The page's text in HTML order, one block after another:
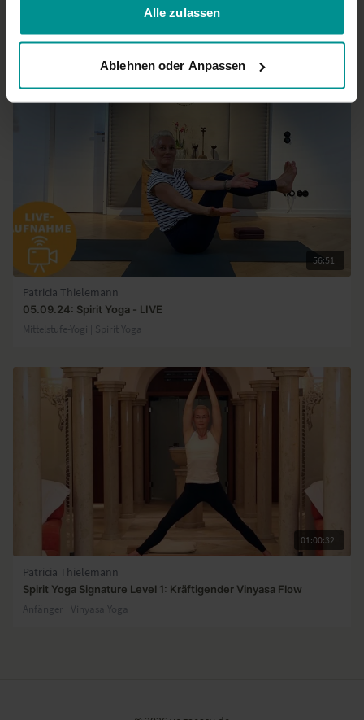
Alle zulassen
Ablehnen oder Anpassen
56:51
Patricia Thielemann
05.09.24: Spirit Yoga - LIVE
Mittelstufe-Yogi | Spirit Yoga
01:00:32
Patricia Thielemann
Spirit Yoga Signature Level 1: Kräftigender Vinyasa Flow
Anfänger | Vinyasa Yoga